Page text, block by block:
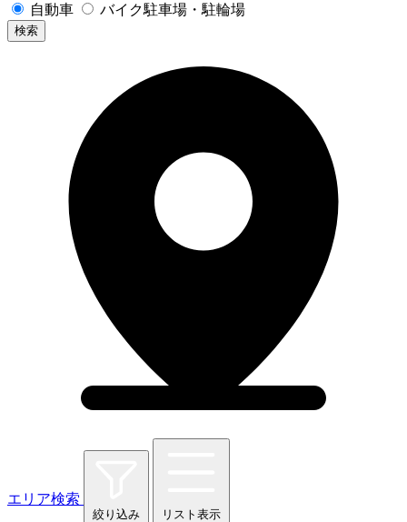
自動車 バイク駐車場・駐輪場
検索
エリア検索
絞り込み リスト表示